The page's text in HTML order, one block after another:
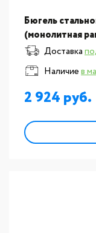
Бюгель
(монолитная
Доставка
Наличиев
2 924